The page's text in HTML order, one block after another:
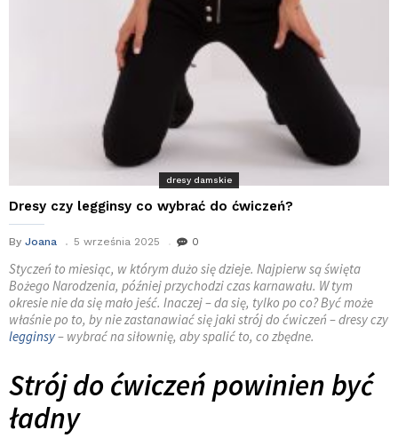
dresy damskie
Dresy czy legginsy co wybrać do ćwiczeń?
By Joana 5 września 2025 0
Styczeń to miesiąc, w którym dużo się dzieje. Najpierw są święta
Bożego Narodzenia, później przychodzi czas karnawału. W tym
okresie nie da się mało jeść. Inaczej – da się, tylko po co? Być może
właśnie po to, by nie zastanawiać się jaki strój do ćwiczeń – dresy czy
legginsy– wybrać na siłownię, aby spalić to, co zbędne.
Strój do ćwiczeń powinien być
ładny